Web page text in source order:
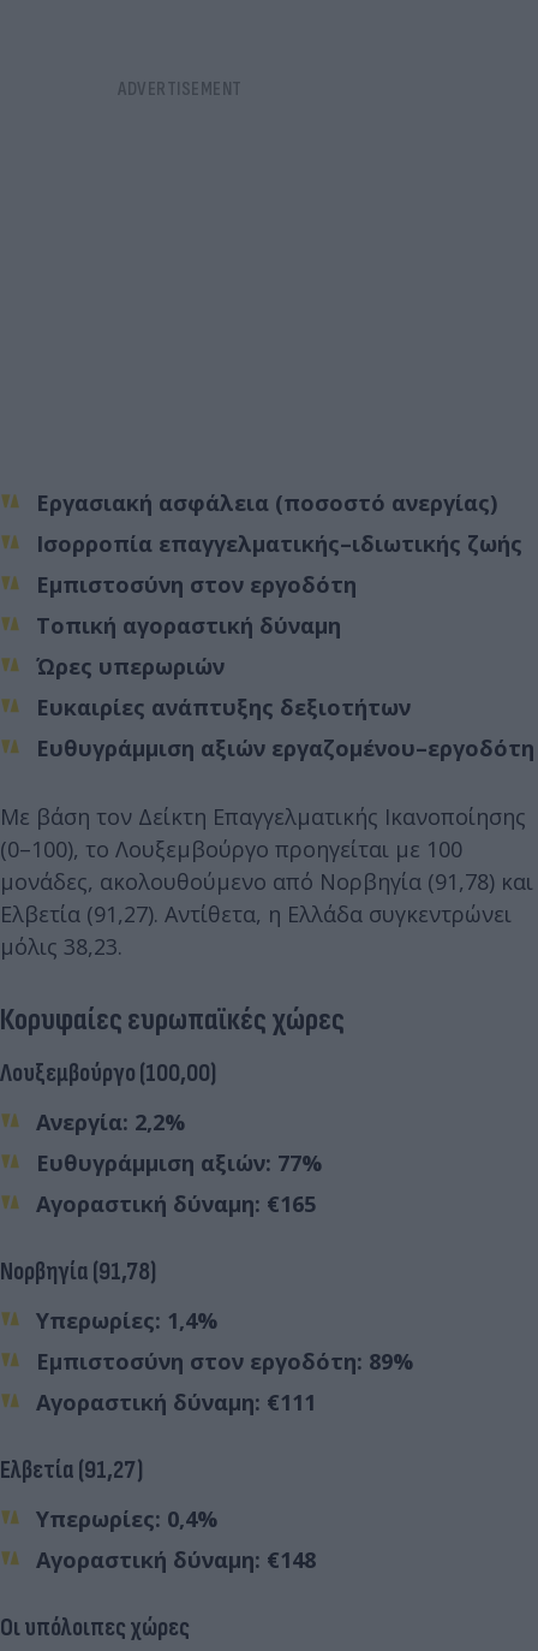
Εργασιακή ασφάλεια (ποσοστό ανεργίας)
Ισορροπία επαγγελματικής–ιδιωτικής ζωής
Εμπιστοσύνη στον εργοδότη
Τοπική αγοραστική δύναμη
Ώρες υπερωριών
Ευκαιρίες ανάπτυξης δεξιοτήτων
Ευθυγράμμιση αξιών εργαζομένου–εργοδότη
Με βάση τον Δείκτη Επαγγελματικής Ικανοποίησης
(0–100), το Λουξεμβούργο προηγείται με 100
μονάδες, ακολουθούμενο από Νορβηγία (91,78) και
Ελβετία (91,27). Αντίθετα, η Ελλάδα συγκεντρώνει
μόλις 38,23.
Κορυφαίες ευρωπαϊκές χώρες
Λουξεμβούργο (100,00)
Ανεργία: 2,2%
Ευθυγράμμιση αξιών: 77%
Αγοραστική δύναμη: €165
Νορβηγία (91,78)
Υπερωρίες: 1,4%
Εμπιστοσύνη στον εργοδότη: 89%
Αγοραστική δύναμη: €111
Ελβετία (91,27)
Υπερωρίες: 0,4%
Αγοραστική δύναμη: €148
Οι υπόλοιπες χώρες